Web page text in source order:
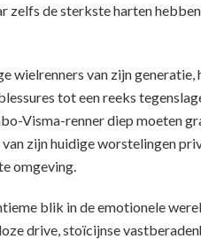
zelfs de sterkste harten
wielrenners van zijn
tot een reeks
Visma-renner diep moeten
zijn huidige worstelingen
omgeving.
blik in de emotionele
drive, stoïcijnse